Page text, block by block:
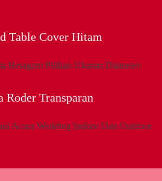
Table Cover Hitam
Beragam Pilihan Ukuran Diameter
Roder Transparan
Acara Wedding Indoor Dan Outdoor